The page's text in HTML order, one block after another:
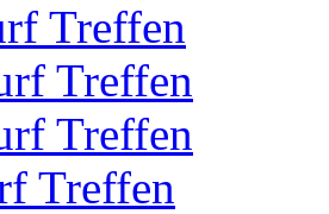
Treffen
Treffen
Treffen
Treffen